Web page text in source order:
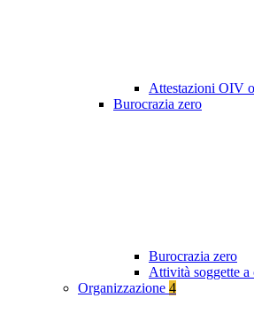
Attestazioni OIV
Burocrazia zero
Burocrazia zero
Attività soggette
Organizzazione 4